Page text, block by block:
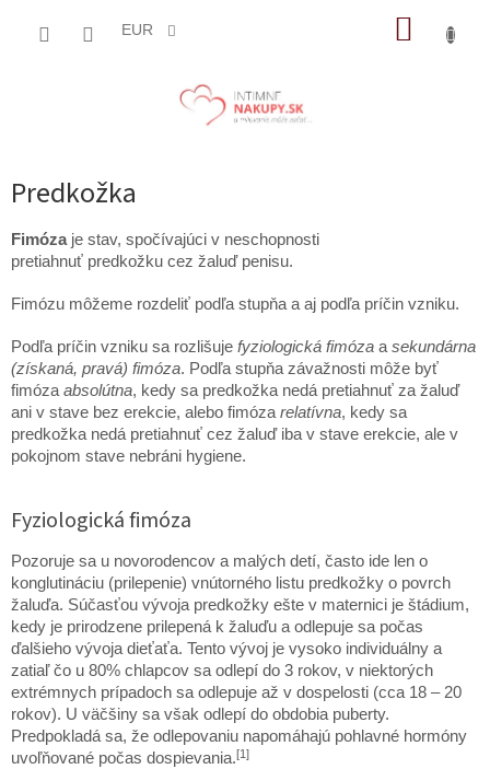
EUR
Predkožka
Fimózaje stav, spočívajúci v neschopnosti
pretiahnuť predkožku cez žaluď penisu.
Fimózu môžeme rozdeliť podľa stupňa a aj podľa príčin vzniku.
Podľa príčin vzniku sa rozlišuje fyziologická fimóza a sekundárna
(získaná, pravá) fimóza. Podľa stupňa závažnosti môže byť
fimóza absolútna, kedy sa predkožka nedá pretiahnuť za žaluď
ani v stave bez erekcie, alebo fimóza relatívna, kedy sa
predkožka nedá pretiahnuť cez žaluď iba v stave erekcie, ale v
pokojnom stave nebráni hygiene.
Fyziologická fimóza
Pozoruje sa u novorodencov a malých detí, často ide len o
konglutináciu (prilepenie) vnútorného listu predkožky o povrch
žaluďa. Súčasťou vývoja predkožky ešte v maternici je štádium,
kedy je prirodzene prilepená k žaluďu a odlepuje sa počas
ďalšieho vývoja dieťaťa. Tento vývoj je vysoko individuálny a
zatiaľ čo u 80% chlapcov sa odlepí do 3 rokov, v niektorých
extrémnych prípadoch sa odlepuje až v dospelosti (cca 18 – 20
rokov). U väčšiny sa však odlepí do obdobia puberty.
Predpokladá sa, že odlepovaniu napomáhajú pohlavné hormóny
uvoľňované počas dospievania.[1]